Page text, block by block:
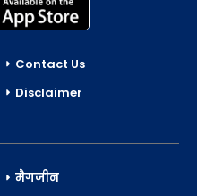
Contact Us
Disclaimer
मैगजीन